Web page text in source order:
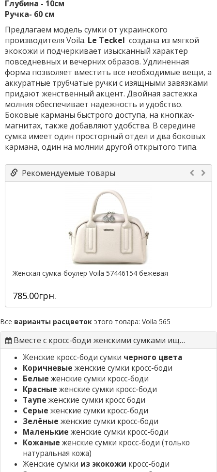
Глубина - 10см
Ручка- 60 см
Предлагаем модель сумки от украинского
производителя Voila. Le Teckel создана из мягкой
экокожи и подчеркивает изысканный характер
повседневных и вечерних образов. Удлиненная
форма позволяет вместить все необходимые вещи, а
аккуратные трубчатые ручки с изящными завязками
придают женственный акцент. Двойная застежка
молния обеспечивает надежность и удобство.
Боковые карманы быстрого доступа, на кнопках-
магнитах, также добавляют удобства. В середине
сумка имеет один просторный отдел и два боковых
кармана, один на молнии другой открытого типа.
Рекомендуемые товары
Женская сумка-боулер Voila 57446154 бежевая
785.00грн.
Все варианты расцветок этого товара: Voila 565
Вместе с кросс-боди женскими сумками ищут
Женские кросс-боди сумки черного цвета
Коричневые женские сумки кросс-боди
Белые женские сумки кросс-боди
Красные женские сумки кросс-боди
Таупе женские сумки кросс боди
Серые женские сумки кросс-боди
Зелёные женские сумки кросс-боди
Маленькие женские сумки кросс-боди
Кожаные женские сумки кросс-боди (только
натуральная кожа)
Женские сумки из экокожи кросс-боди